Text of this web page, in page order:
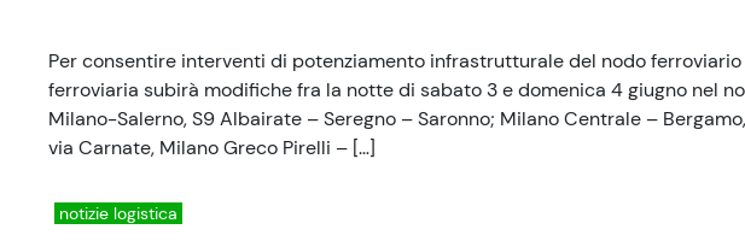
Per consentire interventi di potenziamento infrastrutturale del nodo
ferroviaria subirà modifiche fra la notte di sabato 3 e domenica 4 giugno nel
Milano-Salerno, S9 Albairate – Seregno – Saronno; Milano Centrale –
via Carnate, Milano Greco Pirelli – […]
notizie logistica